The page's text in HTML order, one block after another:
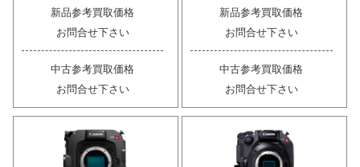
新品参考買取価格
お問合せ下さい
中古参考買取価格
お問合せ下さい
新品参考買取価格
お問合せ下さい
中古参考買取価格
お問合せ下さい